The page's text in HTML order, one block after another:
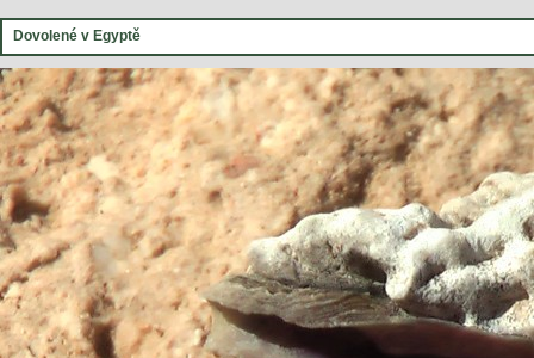
Dovolené v Egyptě